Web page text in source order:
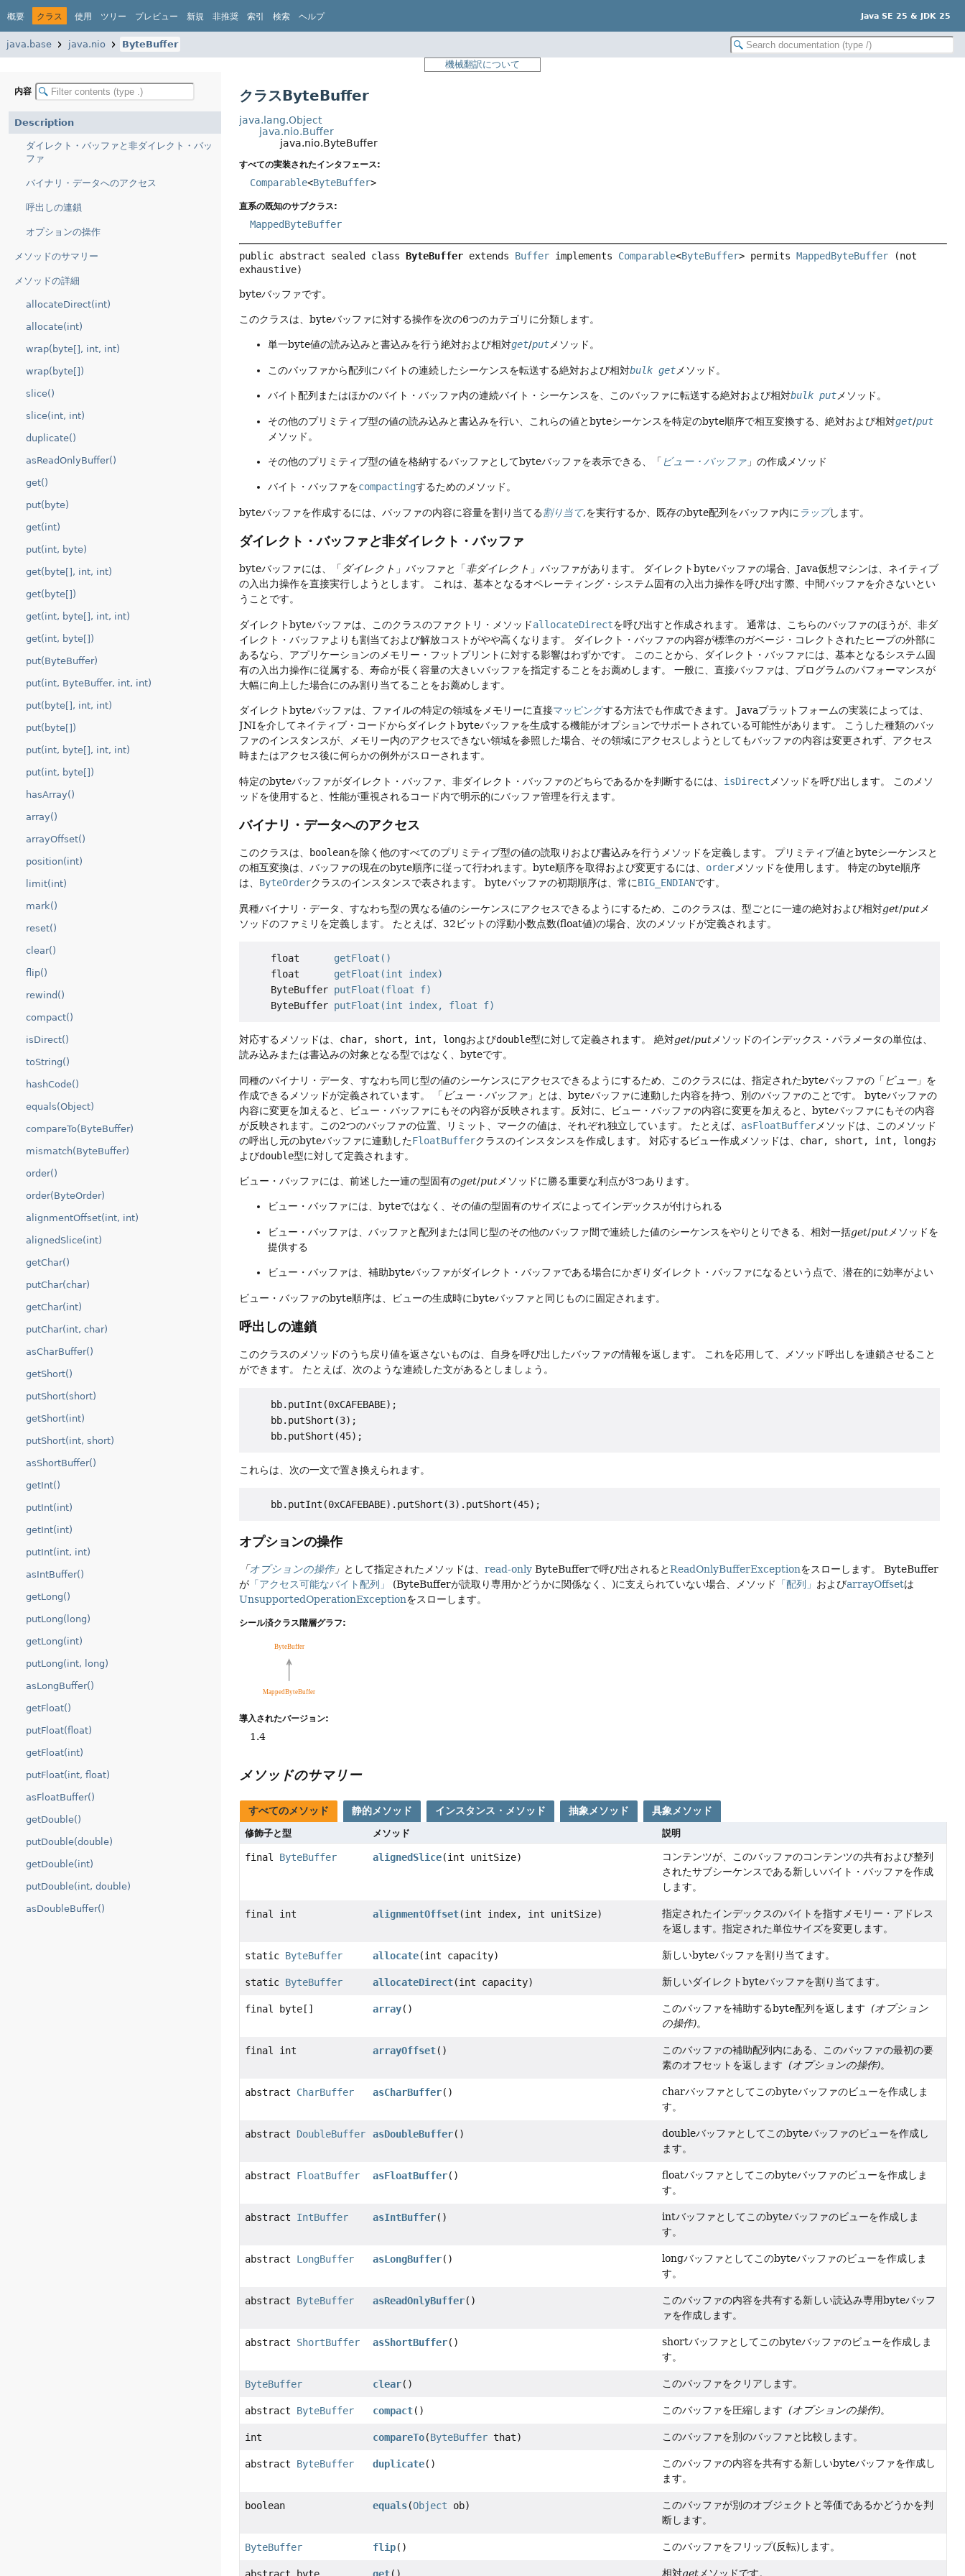
概要 クラス 使用 ツリー プレビュー 新規 非推奨 索引 検索 ヘルプ Java SE 25 & JDK 25
java.base java.nio
ByteBuffer
機械翻訳について
内容
Description
ダイレクト・バッファと非ダイレクト・バッ
ファ
バイナリ・データへのアクセス
呼出しの連鎖
オプションの操作
メソッドのサマリー
メソッドの詳細
allocateDirect(int)
allocate(int)
wrap(byte[], int, int)
wrap(byte[])
slice()
slice(int, int)
duplicate()
asReadOnlyBuffer()
get()
put(byte)
get(int)
put(int, byte)
get(byte[], int, int)
get(byte[])
get(int, byte[], int, int)
get(int, byte[])
put(ByteBuffer)
put(int, ByteBuffer, int, int)
put(byte[], int, int)
put(byte[])
put(int, byte[], int, int)
put(int, byte[])
hasArray()
array()
arrayOffset()
position(int)
limit(int)
mark()
reset()
clear()
flip()
rewind()
compact()
isDirect()
toString()
hashCode()
equals(Object)
compareTo(ByteBuffer)
mismatch(ByteBuffer)
order()
order(ByteOrder)
alignmentOffset(int, int)
alignedSlice(int)
getChar()
putChar(char)
getChar(int)
putChar(int, char)
asCharBuffer()
getShort()
putShort(short)
getShort(int)
putShort(int, short)
asShortBuffer()
getInt()
putInt(int)
getInt(int)
putInt(int, int)
asIntBuffer()
getLong()
putLong(long)
getLong(int)
putLong(int, long)
asLongBuffer()
getFloat()
putFloat(float)
getFloat(int)
putFloat(int, float)
asFloatBuffer()
getDouble()
putDouble(double)
getDouble(int)
putDouble(int, double)
asDoubleBuffer()
クラスByteBuffer
java.lang.Object
java.nio.Buffer
java.nio.ByteBuffer
すべての実装されたインタフェース:
Comparable<ByteBuffer>
直系の既知のサブクラス:
MappedByteBuffer
public abstract sealed class ByteBuffer extends Buffer implements Comparable<ByteBuffer> permits MappedByteBuffer
(not
exhaustive)
byteバッファです。
このクラスは、byteバッファに対する操作を次の6つのカテゴリに分類します。
単一byte値の読み込みと書込みを行う絶対および相対get/putメソッド。
このバッファから配列にバイトの連続したシーケンスを転送する絶対および相対bulk get メソッド。
バイト配列またはほかのバイト・バッファ内の連続バイト・シーケンスを、このバッファに転送する絶対および相対bulk putメソッド。
その他のプリミティブ型の値の読み込みと書込みを行い、これらの値とbyteシーケンスを特定のbyte順序で相互変換する、絶対および相対get/put
メソッド。
その他のプリミティブ型の値を格納するバッファとしてbyteバッファを表示できる、「 ビュー・バッファ 」の作成メソッド
バイト・バッファをcompactingするためのメソッド。
byteバッファを作成するには、バッファの内容に容量を割り当てる割り当て,を実行するか、既存のbyte配列をバッファ内に ラップします。
ダイレクト・バッファと非ダイレクト・バッファ
byteバッファには、「 ダイレクト 」バッファと「非ダイレクト 」バッファがあります。
ダイレクトbyteバッファの場合、Java仮想マシンは、ネイティブ
の入出力操作を直接実行しようとします。
これは、基本となるオペレーティング・システム固有の入出力操作を呼び出す際、中間バッファを介さないとい
うことです。
ダイレクトbyteバッファは、このクラスのファクトリ・メソッドallocateDirectを呼び出すと作成されます。
通常は、こちらのバッファのほうが、非ダ
イレクト・バッファよりも割当ておよび解放コストがやや高くなります。
ダイレクト・バッファの内容が標準のガベージ・コレクトされたヒープの外部に
あるなら、アプリケーションのメモリー・フットプリントに対する影響はわずかです。
このことから、ダイレクト・バッファには、基本となるシステム固
有の入出力操作に従属する、寿命が長く容量の大きいバッファを指定することをお薦めします。
一般に、直接バッファは、プログラムのパフォーマンスが
大幅に向上した場合にのみ割り当てることをお薦めします。
ダイレクトbyteバッファは、ファイルの特定の領域をメモリーに直接マッピングする方法でも作成できます。
Javaプラットフォームの実装によっては、
JNIを介してネイティブ・コードからダイレクトbyteバッファを生成する機能がオプションでサポートされている可能性があります。
こうした種類のバッ
ファのインスタンスが、メモリー内のアクセスできない領域を参照した場合、その領域にアクセスしようとしてもバッファの内容は変更されず、アクセス
時またはアクセス後に何らかの例外がスローされます。
特定のbyteバッファがダイレクト・バッファ、非ダイレクト・バッファのどちらであるかを判断するには、 isDirect メソッドを呼び出します。
このメソ
ッドを使用すると、性能が重視されるコード内で明示的にバッファ管理を行えます。
バイナリ・データへのアクセス
このクラスは、 booleanを除く他のすべてのプリミティブ型の値の読取りおよび書込みを行うメソッドを定義します。
プリミティブ値とbyteシーケンスと
の相互変換は、バッファの現在のbyte順序に従って行われます。byte順序を取得および変更するには、 order メソッドを使用します。
特定のbyte順序
は、 ByteOrderクラスのインスタンスで表されます。 byteバッファの初期順序は、常にBIG_ENDIANです。
異種バイナリ・データ、すなわち型の異なる値のシーケンスにアクセスできるようにするため、このクラスは、型ごとに一連の絶対および相対get/put メ
ソッドのファミリを定義します。
たとえば、32ビットの浮動小数点数(float値)の場合、次のメソッドが定義されます。
    float
getFloat()
    float
getFloat(int index)
    ByteBuffer
putFloat(float f)
    ByteBuffer
putFloat(int index, float f)
対応するメソッドは、 char, short, int, longおよびdouble型に対して定義されます。 絶対get/putメソッドのインデックス・パラメータの単位は、
読み込みまたは書込みの対象となる型ではなく、byteです。
同種のバイナリ・データ、すなわち同じ型の値のシーケンスにアクセスできるようにするため、このクラスには、指定されたbyteバッファの「 ビュー」を
作成できるメソッドが定義されています。
「 ビュー・バッファ 」とは、byteバッファに連動した内容を持つ、別のバッファのことです。
byteバッファの
内容に変更を加えると、ビュー・バッファにもその内容が反映されます。反対に、ビュー・バッファの内容に変更を加えると、byteバッファにもその内容
が反映されます。この2つのバッファの位置、リミット、マークの値は、それぞれ独立しています。
たとえば、 asFloatBuffer メソッドは、このメソッド
の呼出し元のbyteバッファに連動したFloatBufferクラスのインスタンスを作成します。 対応するビュー作成メソッドは、 char, short, int, longお
よびdouble型に対して定義されます。
ビュー・バッファには、前述した一連の型固有のget/put メソッドに勝る重要な利点が3つあります。
ビュー・バッファには、byteではなく、その値の型固有のサイズによってインデックスが付けられる
ビュー・バッファは、バッファと配列または同じ型のその他のバッファ間で連続した値のシーケンスをやりとりできる、相対一括get/put メソッドを
提供する
ビュー・バッファは、補助byteバッファがダイレクト・バッファである場合にかぎりダイレクト・バッファになるという点で、潜在的に効率がよい
ビュー・バッファのbyte順序は、ビューの生成時にbyteバッファと同じものに固定されます。
呼出しの連鎖
このクラスのメソッドのうち戻り値を返さないものは、自身を呼び出したバッファの情報を返します。
これを応用して、メソッド呼出しを連鎖させること
ができます。
たとえば、次のような連続した文があるとしましょう。
    bb.putInt(0xCAFEBABE);
    bb.putShort(3);
これらは、次の一文で置き換えられます。
オプションの操作
「オプションの操作」 として指定されたメソッドは、read-only ByteBufferで呼び出されるとReadOnlyBufferExceptionをスローします。
ByteBuffer
が 「アクセス可能なバイト配列」 (ByteBufferが読取り専用かどうかに関係なく、)に支えられていない場合、メソッド 「配列」 およびarrayOffsetは
UnsupportedOperationExceptionをスローします。
シール済クラス階層グラフ:
導入されたバージョン:
1.4
メソッドのサマリー
すべてのメソッド 静的メソッド インスタンス・メソッド 抽象メソッド 具象メソッド
修飾子と型 メソッド 説明
final ByteBuffer alignedSlice(int unitSize)
コンテンツが、このバッファのコンテンツの共有および整列
されたサブシーケンスである新しいバイト・バッファを作成
します。
final int alignmentOffset(int index, int unitSize)
指定されたインデックスのバイトを指すメモリー・アドレス
を返します。指定された単位サイズを変更します。
static ByteBuffer allocate(int capacity) 新しいbyteバッファを割り当てます。
static ByteBuffer allocateDirect(int capacity) 新しいダイレクトbyteバッファを割り当てます。
final byte[] array() このバッファを補助するbyte配列を返します (オプション
の操作)。
final int arrayOffset()
このバッファの補助配列内にある、このバッファの最初の要
素のオフセットを返します (オプションの操作)。
abstract CharBuffer asCharBuffer()
charバッファとしてこのbyteバッファのビューを作成しま
す。
abstract DoubleBuffer asDoubleBuffer()
doubleバッファとしてこのbyteバッファのビューを作成し
ます。
abstract FloatBuffer asFloatBuffer()
floatバッファとしてこのbyteバッファのビューを作成しま
す。
abstract IntBuffer asIntBuffer()
intバッファとしてこのbyteバッファのビューを作成しま
す。
abstract LongBuffer asLongBuffer()
longバッファとしてこのbyteバッファのビューを作成しま
す。
abstract ByteBuffer asReadOnlyBuffer()
このバッファの内容を共有する新しい読込み専用byteバッフ
ァを作成します。
abstract ShortBuffer asShortBuffer()
shortバッファとしてこのbyteバッファのビューを作成しま
す。
ByteBuffer clear() このバッファをクリアします。
abstract ByteBuffer compact() このバッファを圧縮します (オプションの操作)。
int compareTo(ByteBuffer that) このバッファを別のバッファと比較します。
abstract ByteBuffer duplicate()
このバッファの内容を共有する新しいbyteバッファを作成し
ます。
boolean equals(Object ob)
このバッファが別のオブジェクトと等価であるかどうかを判
断します。
ByteBuffer flip() このバッファをフリップ(反転)します。
abstract byte get() 相対get メソッドです。